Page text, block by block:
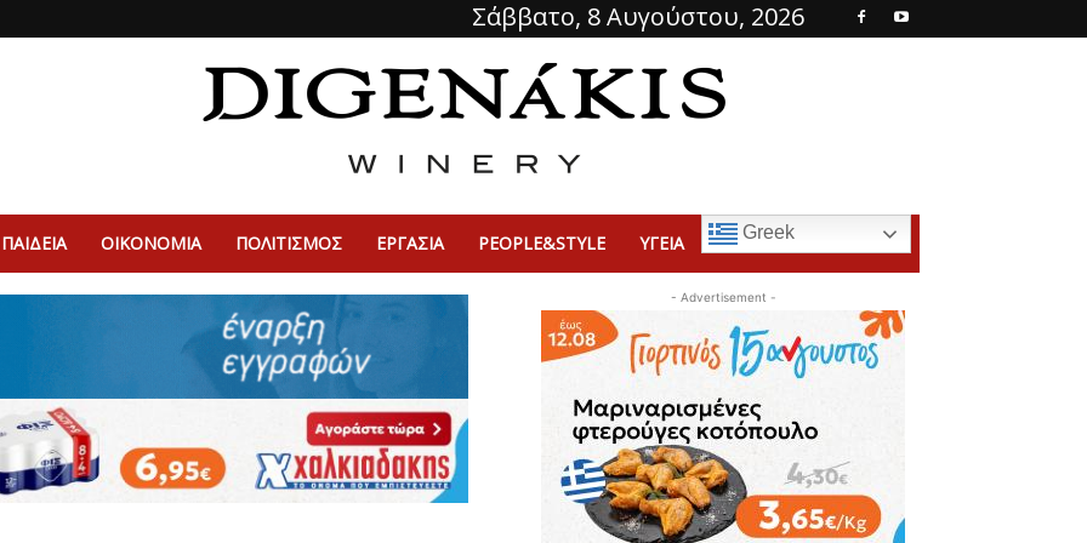
Σάββατο, 8 Αυγούστου, 2026
ΠΑΙΔΕΙΑ ΟΙΚΟΝΟΜΙΑ ΠΟΛΙΤΙΣΜΌΣ ΕΡΓΑΣΙΑ PEOPLE&STYLE ΥΓΕΙΑ Greek
- Advertisement -